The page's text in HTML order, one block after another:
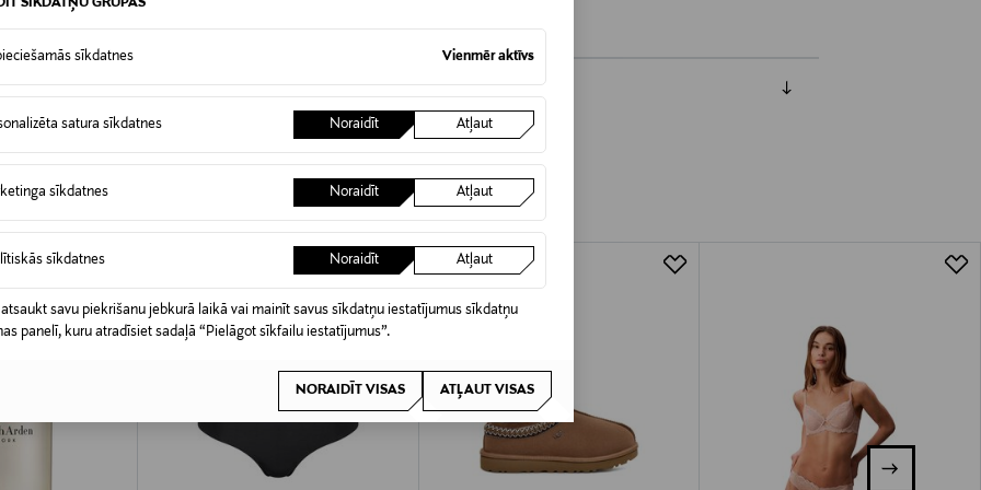
SĪKDATŅU GRUPAS
sīkdatnes Vienmēr aktīvs
satura sīkdatnes Noraidīt Atļaut
sīkdatnes Noraidīt Atļaut
sīkdatnes Noraidīt Atļaut
atsaukt savu piekrišanu jebkurā laikā vai mainīt savus sīkdatņu iestatījumus sīkdatņu
panelī, kuru atradīsiet sadaļā “Pielāgot sīkfailu iestatījumus”.
NORAIDĪT VISAS ATĻAUT VISAS
0,00 € – 4,90 €